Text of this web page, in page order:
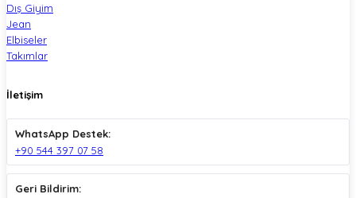
Dış Giyim
Jean
Elbiseler
Takımlar
İletişim
WhatsApp Destek:
+90 544 397 07 58
Geri Bildirim: